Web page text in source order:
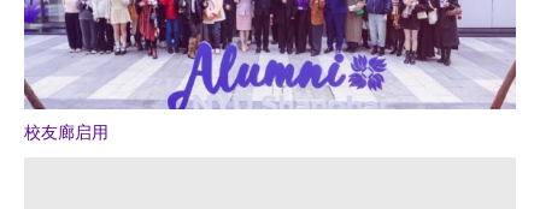
校友廊启用